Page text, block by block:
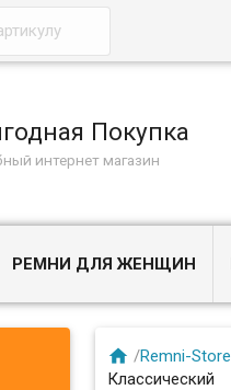
Покупка
интернет магазин
РЕМНИ ДЛЯ ЖЕНЩИН
 /Remni-
Классический